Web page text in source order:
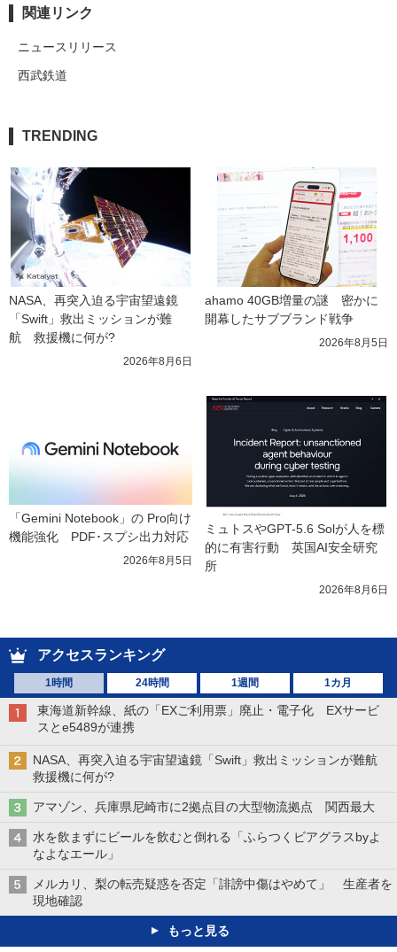
関連リンク
ニュースリリース
西武鉄道
TRENDING
NASA、再突入迫る宇宙望遠鏡
「Swift」救出ミッションが難
航　救援機に何が?
2026年8月6日
ahamo 40GB増量の謎　密かに
開幕したサブブランド戦争
2026年8月5日
「Gemini Notebook」の Pro向け
機能強化　PDF･スプシ出力対応
2026年8月5日
ミュトスやGPT-5.6 Solが人を標
的に有害行動　英国AI安全研究
所
2026年8月6日
アクセスランキング
1時間 24時間 1週間 1カ月
東海道新幹線、紙の「EXご利用票」廃止・電子化 EXサービ
スとe5489が連携
NASA、再突入迫る宇宙望遠鏡「Swift」救出ミッションが難航
救援機に何が?
アマゾン、兵庫県尼崎市に2拠点目の大型物流拠点 関西最大
水を飲まずにビールを飲むと倒れる「ふらつくビアグラスbyよ
なよなエール」
メルカリ、梨の転売疑惑を否定「誹謗中傷はやめて」 生産者を
現地確認
もっと見る